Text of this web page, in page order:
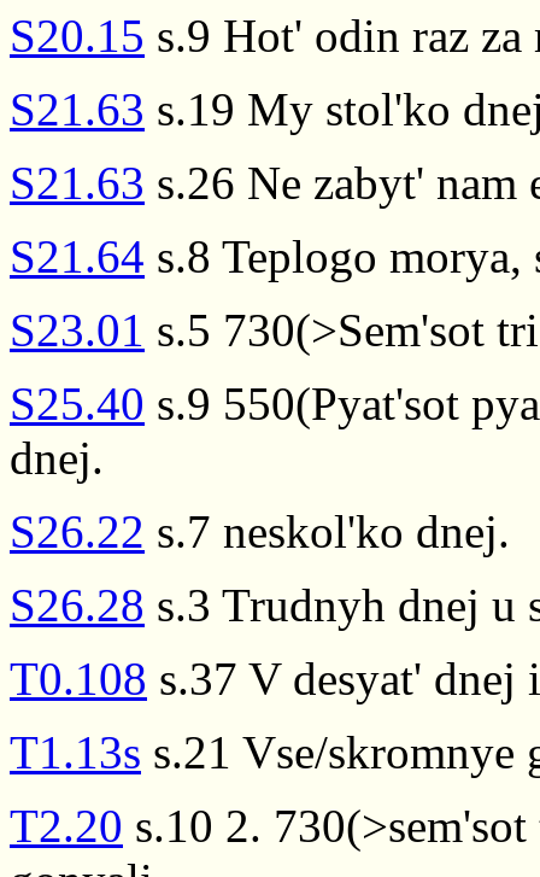
S20.15 s.9 Hot' odin raz za
S21.63 s.19 My stol'ko
S21.63 s.26 Ne zabyt' nam
S21.64 s.8 Teplogo
S23.01 s.5 730(>Sem'sot
S25.40 s.9 550(Pyat'sot
dnej.
S26.22 s.7 neskol'ko dnej.
S26.28 s.3 Trudnyh dnej u
T0.108 s.37 V desyat' dnej
T1.13s s.21 Vse/skromnye
T2.20 s.10 2.